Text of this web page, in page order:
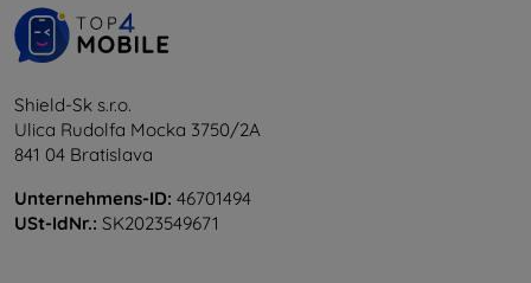
Shield-Sk s.r.o.
Ulica Rudolfa Mocka 3750/2A
841 04 Bratislava
Unternehmens-ID: 46701494
USt-IdNr.: SK2023549671